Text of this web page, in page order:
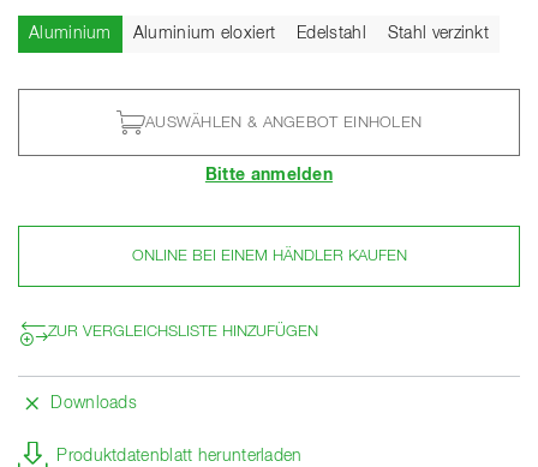
Aluminium Aktuell
Aluminium eloxiert Edelstahl Stahl verzinkt
AUSWÄHLEN & ANGEBOT EINHOLEN
Bitte anmelden
ONLINE BEI EINEM HÄNDLER KAUFEN
ZUR VERGLEICHSLISTE HINZUFÜGEN
Downloads
Produktdatenblatt herunterladen